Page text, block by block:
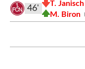
T. Janisch
M. Biron
46'